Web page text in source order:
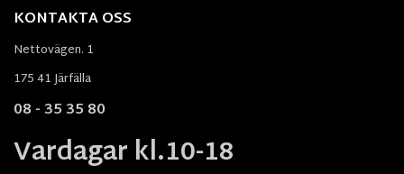
KONTAKTA OSS
Nettovägen. 1
175 41 Järfälla
08 - 35 35 80
Vardagar kl.10-18